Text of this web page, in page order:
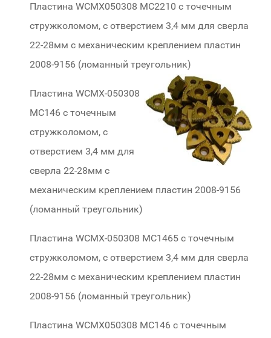
Пластина WCMX050308 МС2210 с точечным
стружколомом, с отверстием 3,4 мм для сверла
22-28мм с механическим креплением пластин
2008-9156 (ломанный треугольник)
Пластина WCMX-050308
МС146 с точечным
стружколомом, с
отверстием 3,4 мм для
сверла 22-28мм с
механическим креплением пластин 2008-9156
(ломанный треугольник)
Пластина WCMX-050308 МС1465 с точечным
стружколомом, с отверстием 3,4 мм для сверла
22-28мм с механическим креплением пластин
2008-9156 (ломанный треугольник)
Пластина WCMX050308 МС146 с точечным